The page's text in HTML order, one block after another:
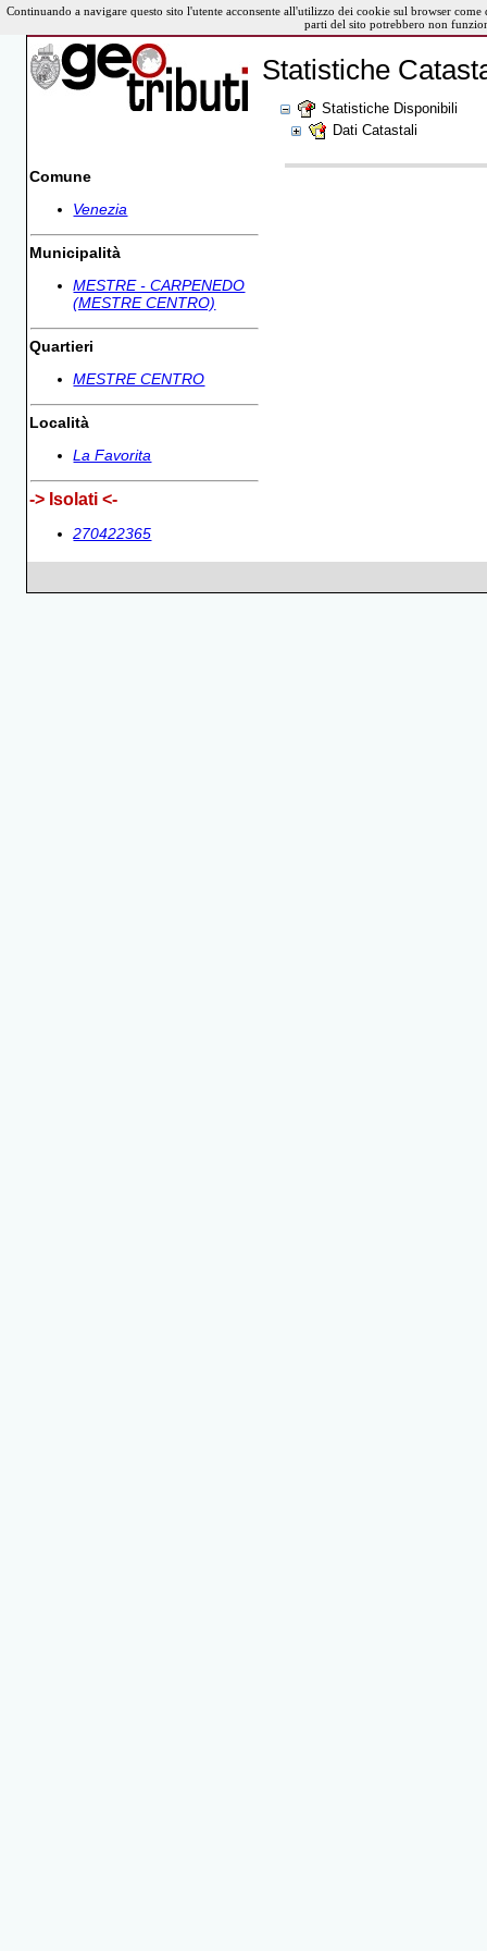
Comune
Venezia
Municipalità
MESTRE - CARPENEDO
(MESTRE CENTRO)
Quartieri
MESTRE CENTRO
Località
La Favorita
-> Isolati <-
270422365
Statistiche
Statistiche Disponibili
Dati Catastali
Continuando a navigare questo sito l'utente acconsente all'utilizzo dei cookie sul browser
parti del sito potrebbero non